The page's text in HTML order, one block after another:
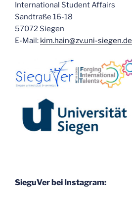
International Student Affairs
Sandtraße 16-18
57072 Siegen
E-Mail: kim.hain@zv.uni-siegen.de
SieguVer bei Instagram: